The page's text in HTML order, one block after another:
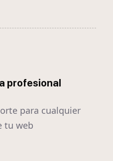
profesional
para cualquier
tu web